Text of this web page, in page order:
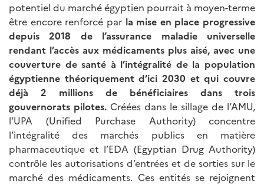
potentiel du marché égyptien pourrait à moyen-terme
être encore renforcé par la mise en place progressive
depuis 2018 de l’assurance maladie universelle
rendant l’accès aux médicaments plus aisé, avec une
couverture de santé à l’intégralité de la population
égyptienne théoriquement d’ici 2030 et qui couvre
déjà 2 millions de bénéficiaires dans trois
gouvernorats pilotes. Créées dans le sillage de l’AMU,
l’UPA (Unified Purchase Authority) concentre
l’intégralité des marchés publics en matière
pharmaceutique et l’EDA (Egyptian Drug Authority)
contrôle les autorisations d’entrées et de sorties sur le
marché des médicaments. Ces entités se rejoignent